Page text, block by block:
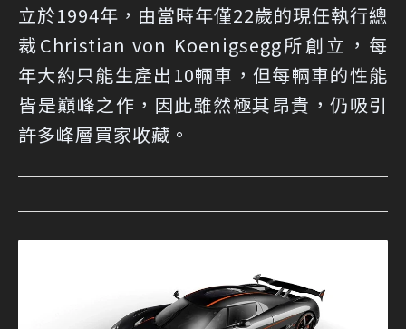
立於1994年，由當時年僅22歲的現任執行總
裁Christian von Koenigsegg所創立，每
年大約只能生產出10輛車，但每輛車的性能
皆是巔峰之作，因此雖然極其昂貴，仍吸引
許多峰層買家收藏。